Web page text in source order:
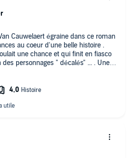
Cauwelaert égraine dans ce roman
au coeur d'une belle histoire .
personnages " décalés" ... . Une